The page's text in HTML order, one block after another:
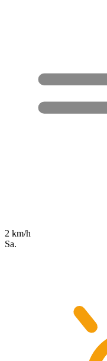
2 km/h
Sa.